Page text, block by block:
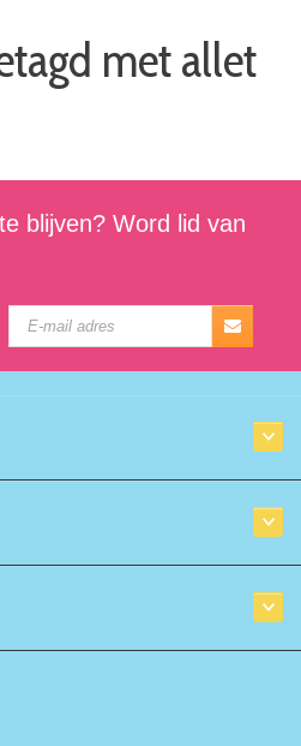
met allet
blijven? Word lid van